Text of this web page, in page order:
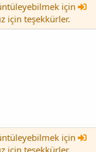
için
için teşekkürler.
için